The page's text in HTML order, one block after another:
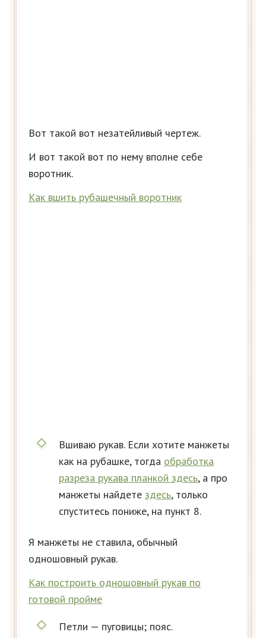
Вот такой вот незатейливый чертеж.
И вот такой вот по нему вполне себе
воротник.
Как вшить рубашечный воротник
Вшиваю рукав. Если хотите манжеты
как на рубашке, тогда обработка
разреза рукава планкой здесь, а про
манжеты найдете здесь, только
спуститесь пониже, на пункт 8.
Я манжеты не ставила, обычный
одношовный рукав.
Как построить одношовный рукав по
готовой пройме
Петли — пуговицы; пояс.